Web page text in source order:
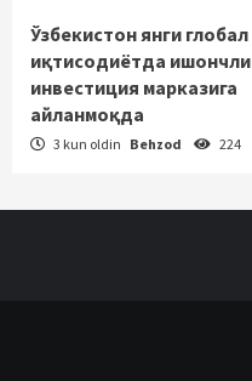
Ўзбекистон янги глобал
иқтисодиётда ишончли
инвестиция марказига
айланмоқда
3 kun oldin Behzod 224